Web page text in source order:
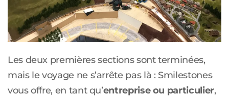
Les deux premières sections sont terminées,
mais le voyage ne s’arrête pas là : Smilestones
vous offre, en tant qu’entreprise ou particulier,